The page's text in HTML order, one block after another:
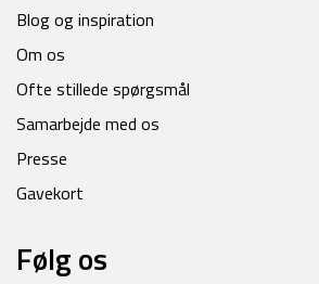
Blog og inspiration
Om os
Ofte stillede spørgsmål
Samarbejde med os
Presse
Gavekort
Følg os